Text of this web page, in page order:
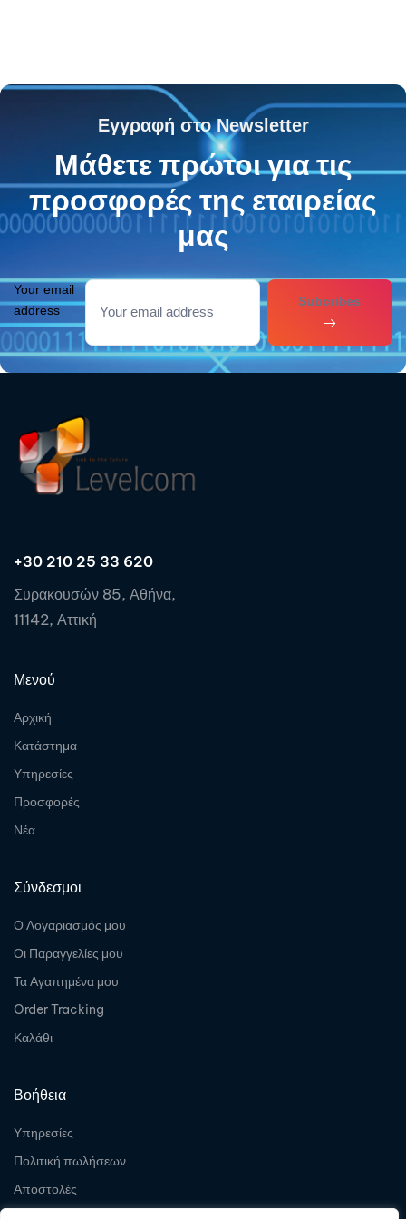
Εγγραφή στο Newsletter
Μάθετε πρώτοι για τις
προσφορές της εταιρείας
μας
Your email
address
Subcribes
+30 210 25 33 620
Συρακουσών 85, Αθήνα,
11142, Αττική
Μενού
Αρχική
Κατάστημα
Υπηρεσίες
Προσφορές
Νέα
Σύνδεσμοι
Ο Λογαριασμός μου
Οι Παραγγελίες μου
Τα Αγαπημένα μου
Order Tracking
Καλάθι
Βοήθεια
Υπηρεσίες
Πολιτική πωλήσεων
Αποστολές